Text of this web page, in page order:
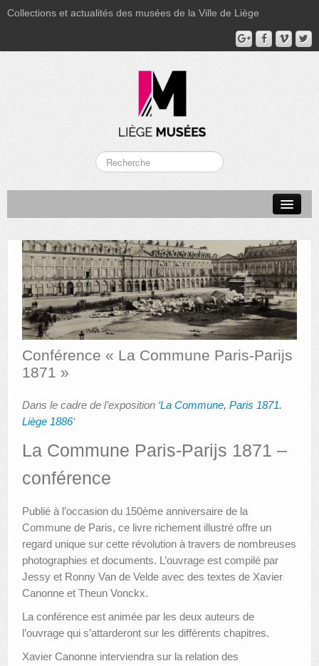
Collections et actualités des musées de la Ville de Liège
MUSÉE GRÉTRY
MUSÉE DU LUMINAIRE
FONDS PATRIMONIAUX
ANIMATIONS DES MUSÉES
PUBLICATIONS
LES APPELS À PROJETS
LE PORTAIL DES COLLECTIONS
Conférence « La Commune Paris-Parijs
1871 »
Dans le cadre de l’exposition ‘La Commune, Paris 1871.
Liège 1886‘
La Commune Paris-Parijs 1871 –
conférence
Publié à l’occasion du 150ème anniversaire de la
Commune de Paris, ce livre richement illustré offre un
regard unique sur cette révolution à travers de nombreuses
photographies et documents. L’ouvrage est compilé par
Jessy et Ronny Van de Velde avec des textes de Xavier
Canonne et Theun Vonckx.
La conférence est animée par les deux auteurs de
l’ouvrage qui s’attarderont sur les différents chapitres.
Xavier Canonne interviendra sur la relation des